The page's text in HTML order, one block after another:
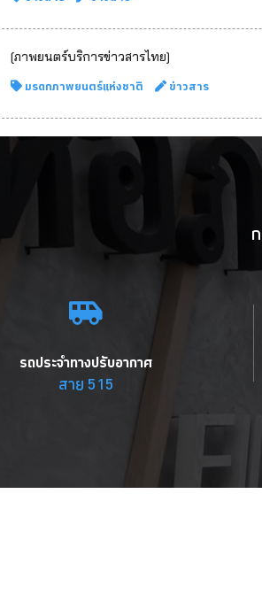
[ภาพยนตร์บริการข่าวสารไทย]
มรดกภาพยนตร์แห่งชาติ ข่าวสาร
รถประจำทางปรับอากาศ
สาย 515